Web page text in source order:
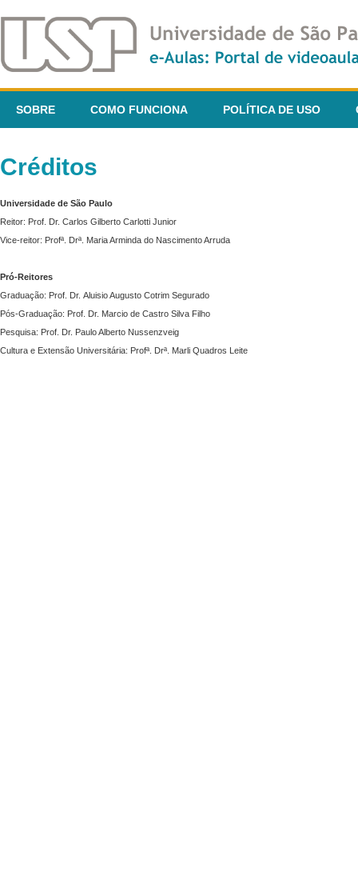
SOBRE COMO FUNCIONA POLÍTICA DE USO
Créditos
Universidade de São Paulo
Reitor: Prof. Dr. Carlos Gilberto Carlotti Junior
Vice-reitor: Profª. Drª. Maria Arminda do Nascimento Arruda
Pró-Reitores
Graduação: Prof. Dr. Aluisio Augusto Cotrim Segurado
Pós-Graduação: Prof. Dr. Marcio de Castro Silva Filho
Pesquisa: Prof. Dr. Paulo Alberto Nussenzveig
Cultura e Extensão Universitária: Profª. Drª. Marli Quadros Leite